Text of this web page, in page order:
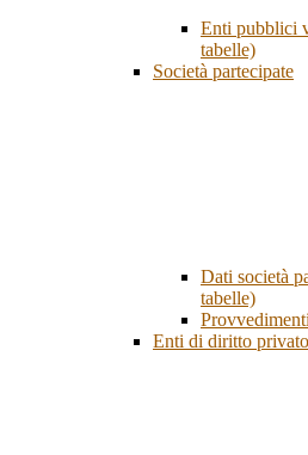
Enti pubblici
tabelle)
Società partecipate
Dati società
tabelle)
Provvedimenti
Enti di diritto